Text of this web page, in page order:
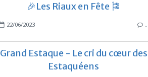
🎉Les Riaux en Fête 🎏
22/06/2023
Grand Estaque - Le cri du cœur des
Estaquéens